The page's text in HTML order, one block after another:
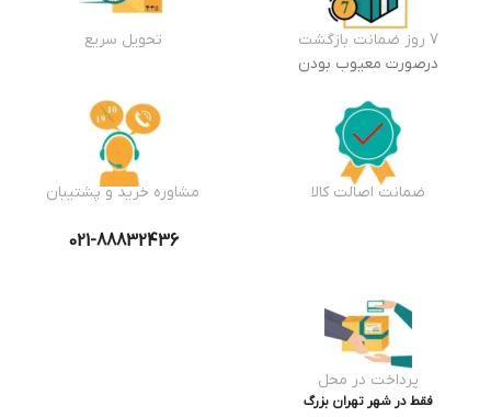
7 روز ضمانت بازگشت
درصورت معیوب بودن
تحویل سریع
ضمانت اصالت کالا مشاوره خرید و پشتیبان
021-88832436
پرداخت در محل
فقط در شهر تهران بزرگ